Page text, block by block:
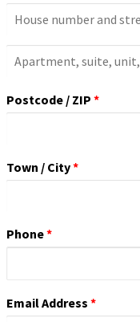
Apartment,
Unit,
Postcode / ZIP *
Town / City*
Phone*
Email Address *